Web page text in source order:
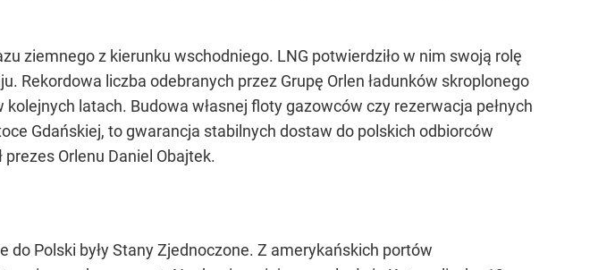
ziemnego z kierunku wschodniego. LNG potwierdziło w nim swoją rolę
Rekordowa liczba odebranych przez Grupę Orlen ładunków skroplonego
latach. Budowa własnej floty gazowców czy rezerwacja pełnych
Gdańskiej, to gwarancja stabilnych dostaw do polskich odbiorców
prezes Orlenu Daniel Obajtek.
do Polski były Stany Zjednoczone. Z amerykańskich portów